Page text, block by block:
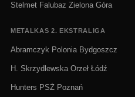
Stelmet Falubaz Zielona Góra
METALKAS 2. EKSTRALIGA
Abramczyk Polonia Bydgoszcz
H. Skrzydlewska Orzeł Łódź
Hunters PSŻ Poznań